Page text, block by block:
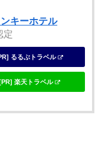
キーホテル
定
るるぶトラベル
楽天トラベル